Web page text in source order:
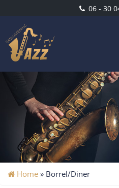
06 - 30
Home » Borrel/Diner